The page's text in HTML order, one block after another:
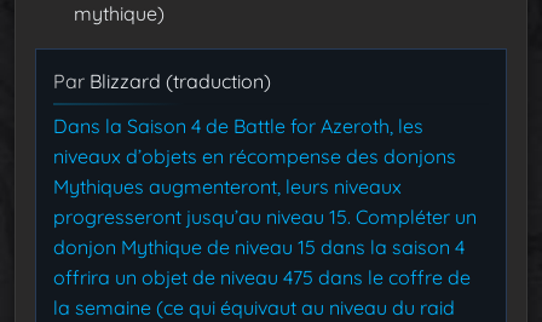
mythique)
Par Blizzard (traduction)
Dans la Saison 4 de Battle for Azeroth, les
niveaux d’objets en récompense des donjons
Mythiques augmenteront, leurs niveaux
progresseront jusqu’au niveau 15. Compléter un
donjon Mythique de niveau 15 dans la saison 4
offrira un objet de niveau 475 dans le coffre de
la semaine (ce qui équivaut au niveau du raid